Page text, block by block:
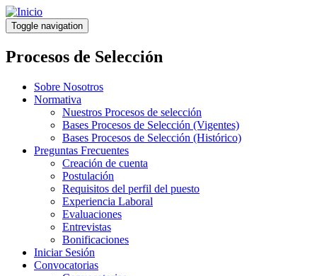
Pasar
al
contenido
principal
Toggle navigation
Procesos de Selección
Sobre Nosotros
Normativa
Nuestros Procesos de selección
Bases Procesos de Selección (Vigentes)
Bases Procesos de Selección (Histórico)
Preguntas Frecuentes
Creación de cuenta
Postulación
Requisitos del perfil del puesto
Experiencia Laboral
Evaluaciones
Entrevistas
Bonificaciones
Iniciar Sesión
Convocatorias